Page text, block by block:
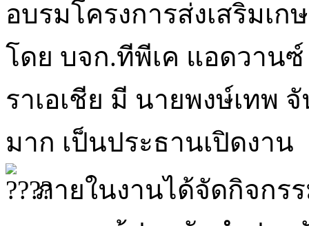
อบรมโครงการส่งเสริมเ
โดย บจก.ทีพีเค แอดวาน
ราเอเชีย มี นายพงษ์เทพ
มาก เป็นประธานเปิดงาน
ภายในงานได้จัดกิจกร